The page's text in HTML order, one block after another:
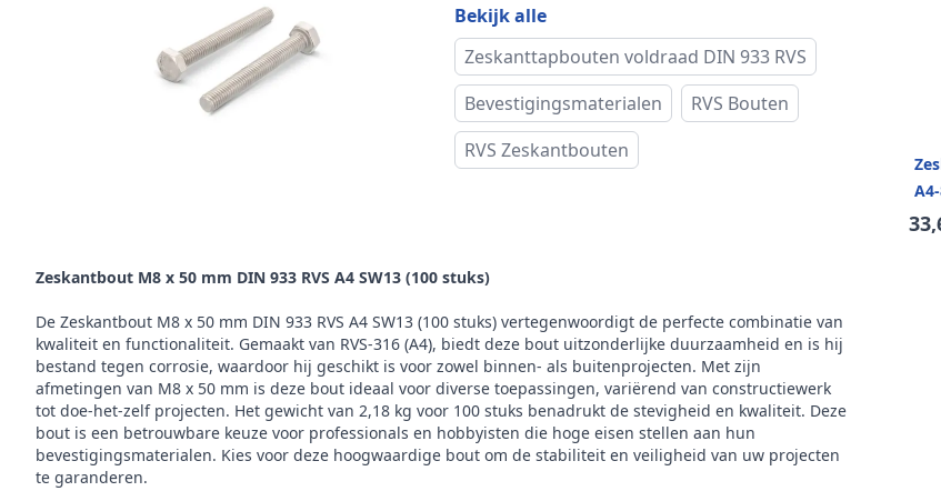
Sterkteklasse
Kopvorm Zeskantkop
Alternatieve norm ISO 4017
Gewicht per 100
stuks
Aandrijving Buitenzeskant
Draadtype Metrisch
100
Bekijk alle
Zeskanttapbouten voldraad DIN 933 RVS
Bevestigingsmaterialen
RVS Bouten
RVS Zeskantbouten
Zeskantbout M8 x 50 mm DIN 933 RVS A4 SW13 (100 stuks)
De Zeskantbout M8 x 50 mm DIN 933 RVS A4 SW13 (100 stuks) vertegenwoordigt de perfecte combinatie van
kwaliteit en functionaliteit. Gemaakt van RVS-316 (A4), biedt deze bout uitzonderlijke duurzaamheid en is hij
bestand tegen corrosie, waardoor hij geschikt is voor zowel binnen- als buitenprojecten. Met zijn
afmetingen van M8 x 50 mm is deze bout ideaal voor diverse toepassingen, variërend van constructiewerk
tot doe-het-zelf projecten. Het gewicht van 2,18 kg voor 100 stuks benadrukt de stevigheid en kwaliteit. Deze
bout is een betrouwbare keuze voor professionals en hobbyisten die hoge eisen stellen aan hun
bevestigingsmaterialen. Kies voor deze hoogwaardige bout om de stabiliteit en veiligheid van uw projecten
te garanderen.